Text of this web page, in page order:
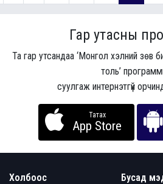
Гар утасны
Та гар утсандаа ‘Монгол хэлний зөв
толь’
суулгаж интернэтгүй
Татах
App Store
Холбоос
Бусад